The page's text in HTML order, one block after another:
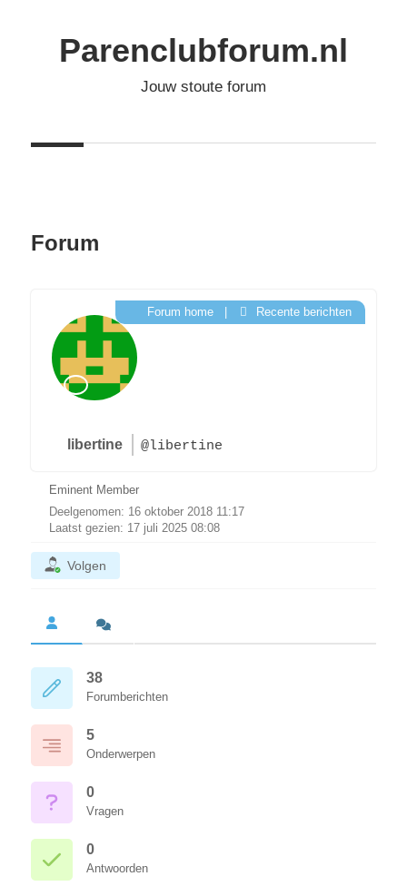
Parenclubforum.nl
Jouw stoute forum
Forum
libertine @libertine
Forum home| Recente berichten
Eminent Member
Deelgenomen: 16 oktober 2018 11:17
Laatst gezien: 17 juli 2025 08:08
Volgen
38
Forumberichten
5
Onderwerpen
0
Vragen
0
Antwoorden